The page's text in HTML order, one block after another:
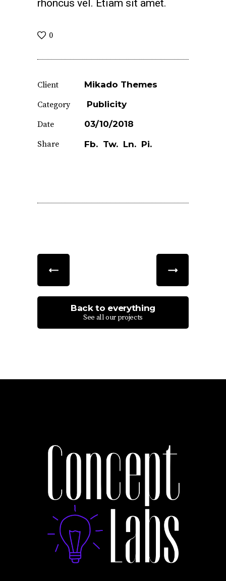
rhoncus vel. Etiam sit amet.
0
Client
Mikado Themes
Category
Publicity
Date
03/10/2018
Share
Fb. Tw. Ln. Pi.
Back to everything
See all our projects